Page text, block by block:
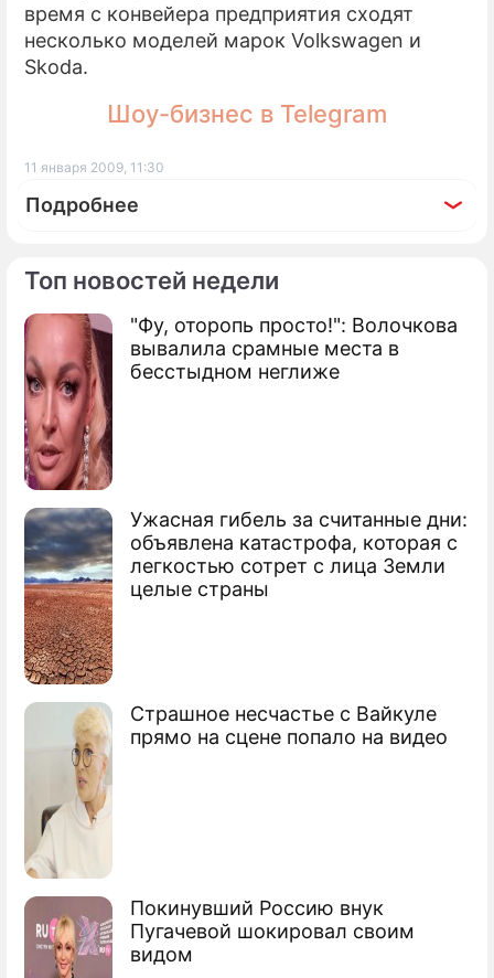
Топ новостей недели
"Фу, оторопь просто!": Волочкова
вывалила срамные места в
бесстыдном неглиже
Ужасная гибель за считанные дни:
объявлена катастрофа, которая с
легкостью сотрет с лица Земли
целые страны
Страшное несчастье с Вайкуле
прямо на сцене попало на видео
Покинувший Россию внук
Пугачевой шокировал своим
видом
время с конвейера предприятия сходят
несколько моделей марок Volkswagen и
Skoda.
Шоу-бизнес в Telegram
11 января 2009, 11:30
Подробнее
По теме
В России будут собирать новый
внедорожник
Volkswagen стал дочерней фирмой
Porsche